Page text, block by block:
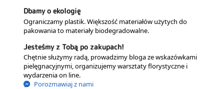
Dbamy o ekologię
Ograniczamy plastik. Większość materiałów użytych do
pakowania to materiały biodegradowalne.
Jesteśmy z Tobą po zakupach!
Chętnie służymy radą, prowadzimy bloga ze wskazówkami
pielęgnacyjnymi, organizujemy warsztaty florystyczne i
wydarzenia on line.
Porozmawiaj z nami